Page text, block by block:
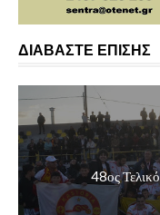
ΔΙΑΒΑΣΤΕ ΕΠΙΣΗΣ
48ος